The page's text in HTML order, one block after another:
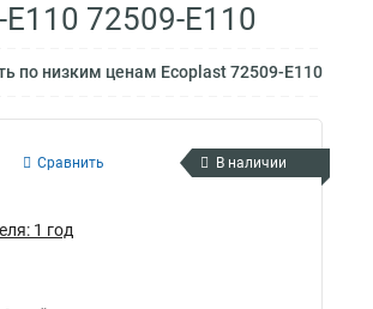
72509-E110
по низким ценам Ecoplast 72509-E110
Сравнить В наличии
1 год